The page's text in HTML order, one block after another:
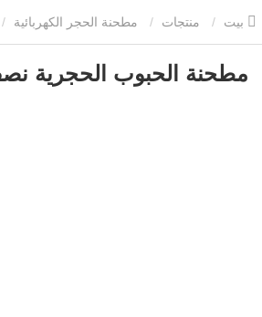
منتجات مطحنة الحجر الكهربائية
الحجرية الكهربائية
مطحنة الحبوب الحجرية نصف